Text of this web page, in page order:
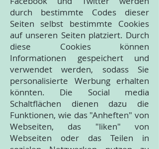
durch bestimmte Codes dieser
Seiten selbst bestimmte Cookies
auf unseren Seiten platziert. Durch
diese Cookies können
Informationen gespeichert und
verwendet werden, sodass Sie
personalisierte Werbung erhalten
könnten. Die Social media
Schaltflächen dienen dazu die
Funktionen, wie das "Anheften" von
Webseiten, das "liken" von
Webseiten oder das Teilen in